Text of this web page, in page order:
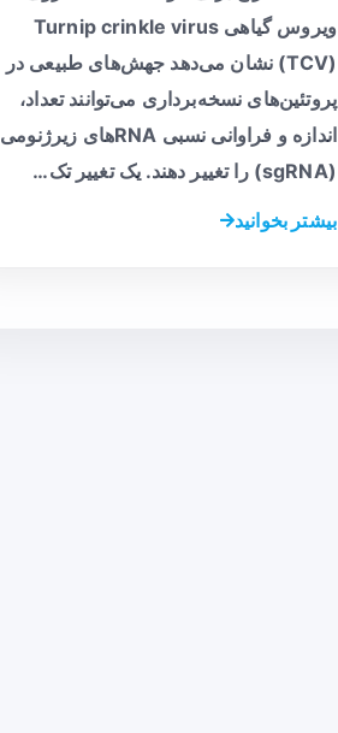
ویروس گیاهی Turnip crinkle virus
(TCV) نشان می‌دهد جهش‌های طبیعی در
پروتئین‌های نسخه‌برداری می‌توانند تعداد،
اندازه و فراوانی نسبی RNAهای زیرژنومی
(sgRNA) را تغییر دهند. یک تغییر تک…
بیشتر بخوانید